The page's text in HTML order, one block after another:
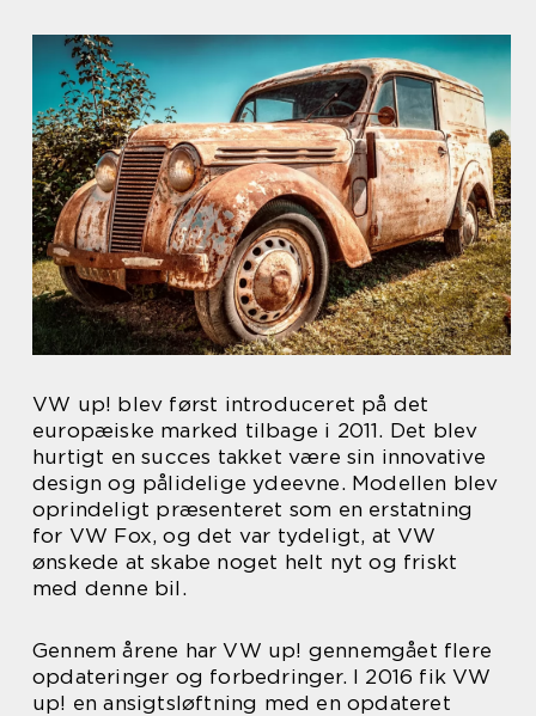
VW up! blev først introduceret på det
europæiske marked tilbage i 2011. Det blev
hurtigt en succes takket være sin innovative
design og pålidelige ydeevne. Modellen blev
oprindeligt præsenteret som en erstatning
for VW Fox, og det var tydeligt, at VW
ønskede at skabe noget helt nyt og friskt
med denne bil.
Gennem årene har VW up! gennemgået flere
opdateringer og forbedringer. I 2016 fik VW
up! en ansigtsløftning med en opdateret